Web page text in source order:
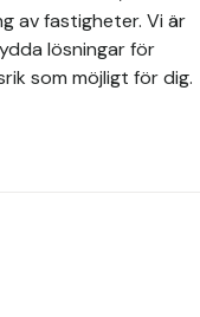
av fastigheter. Vi är
lösningar för
som möjligt för dig.